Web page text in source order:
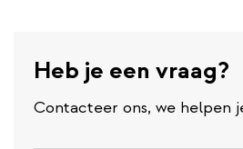
Heb je een vraag?
Contacteer ons, we helpen